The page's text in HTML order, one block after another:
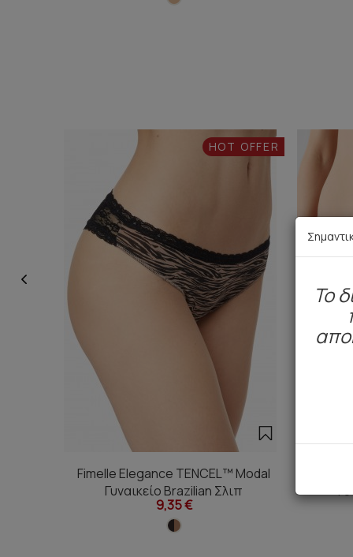
HOT OFFER
Fimelle Elegance TENCEL™ Modal
Γυναικείο Brazilian Σλιπ
9,35 €
To